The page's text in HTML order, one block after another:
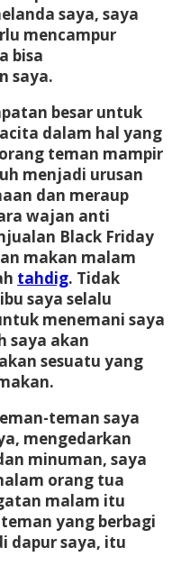
saya, saya
mencampur
bisa
saya.
besar untuk
dalam hal yang
teman mampir
menjadi urusan
dan meraup
wajan anti
Black Friday
makan malam
tahdig. Tidak
saya selalu
menemani saya
saya akan
sesuatu yang
teman saya
mengedarkan
minuman, saya
orang tua
malam itu
yang berbagi
dapur saya, itu